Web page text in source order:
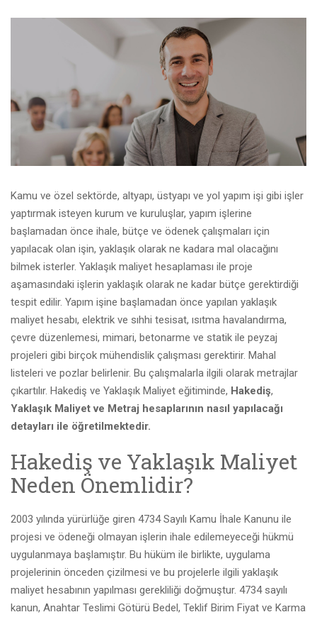
Kamu ve özel sektörde, altyapı, üstyapı ve yol yapım işi gibi işler
yaptırmak isteyen kurum ve kuruluşlar, yapım işlerine
başlamadan önce ihale, bütçe ve ödenek çalışmaları için
yapılacak olan işin, yaklaşık olarak ne kadara mal olacağını
bilmek isterler. Yaklaşık maliyet hesaplaması ile proje
aşamasındaki işlerin yaklaşık olarak ne kadar bütçe gerektirdiği
tespit edilir. Yapım işine başlamadan önce yapılan yaklaşık
maliyet hesabı, elektrik ve sıhhi tesisat, ısıtma havalandırma,
çevre düzenlemesi, mimari, betonarme ve statik ile peyzaj
projeleri gibi birçok mühendislik çalışması gerektirir. Mahal
listeleri ve pozlar belirlenir. Bu çalışmalarla ilgili olarak metrajlar
çıkartılır. Hakediş ve Yaklaşık Maliyet eğitiminde, Hakediş,
Yaklaşık Maliyet ve Metraj hesaplarının nasıl yapılacağı
detayları ile öğretilmektedir.
Hakediş ve Yaklaşık Maliyet
Neden Önemlidir?
2003 yılında yürürlüğe giren 4734 Sayılı Kamu İhale Kanunu ile
projesi ve ödeneği olmayan işlerin ihale edilemeyeceği hükmü
uygulanmaya başlamıştır. Bu hüküm ile birlikte, uygulama
projelerinin önceden çizilmesi ve bu projelerle ilgili yaklaşık
maliyet hesabının yapılması gerekliliği doğmuştur. 4734 sayılı
kanun, Anahtar Teslimi Götürü Bedel, Teklif Birim Fiyat ve Karma